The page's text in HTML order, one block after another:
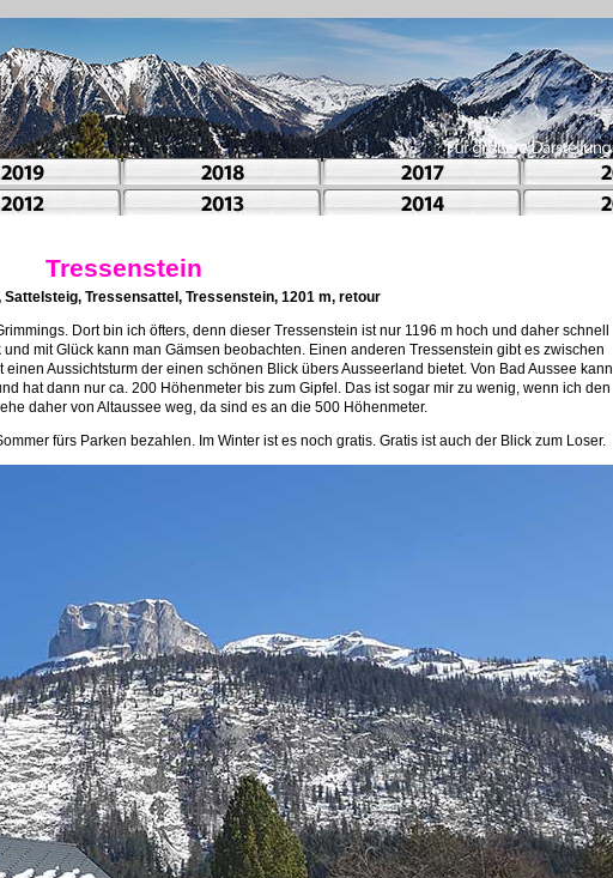
Tressenstein
Tressensattel, Tressenstein, 1201 m, retour
Dort bin ich öfters, denn dieser Tressenstein ist nur 1196 m hoch und daher schnell
mit Glück kann man Gämsen beobachten. Einen anderen Tressenstein gibt es zwischen
Aussichtsturm der einen schönen Blick übers Ausseerland bietet. Von Bad Aussee kann
hat dann nur ca. 200 Höhenmeter bis zum Gipfel. Das ist sogar mir zu wenig, wenn ich den
daher von Altaussee weg, da sind es an die 500 Höhenmeter.
fürs Parken bezahlen. Im Winter ist es noch gratis. Gratis ist auch der Blick zum Loser.